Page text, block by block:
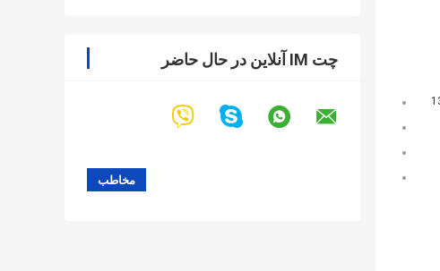
چت IM آنلاین در حال حاضر